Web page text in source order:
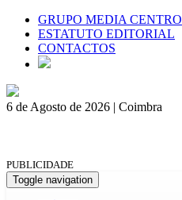
GRUPO MEDIA CENTRO
ESTATUTO EDITORIAL
CONTACTOS
6 de Agosto de 2026 | Coimbra
PUBLICIDADE
Toggle navigation